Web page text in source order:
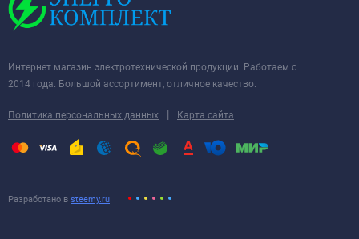
Интернет магазин электротехнической продукции. Работаем с
2014 года. Большой ассортимент, отличное качество.
Политика персональных данных | Карта сайта
Разработано в steemy.ru